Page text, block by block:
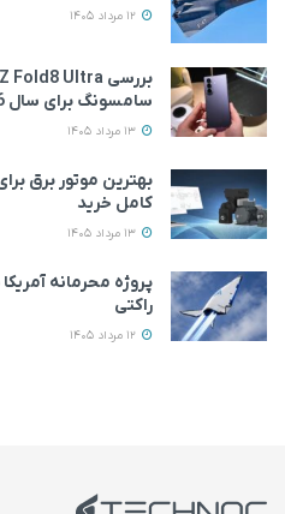
سامسونگ برای سال 2026
بهترین موتور برق
کامل خرید
پروژه محرمانه
راکتی